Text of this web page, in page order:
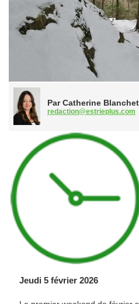
Par Catherine
redaction@estrieplus.com
Jeudi 5 février 2026